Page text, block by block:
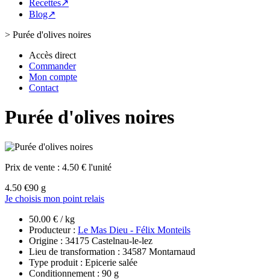
Recettes↗
Blog↗
> Purée d'olives noires
Accès direct
Commander
Mon compte
Contact
Purée d'olives noires
Prix de vente : 4.50 € l'unité
4.50 €90 g
Je choisis mon point relais
50.00 € / kg
Producteur : Le Mas Dieu - Félix Monteils
Origine : 34175 Castelnau-le-lez
Lieu de transformation : 34587 Montarnaud
Type produit : Epicerie salée
Conditionnement : 90 g